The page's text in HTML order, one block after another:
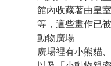
館內收藏著由皇
等，這些畫作已
動物廣場
廣場裡有小熊貓